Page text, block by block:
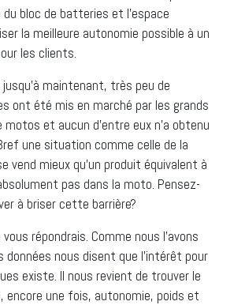
bloc de batteries et l’espace
la meilleure autonomie possible à un
les clients.
maintenant, très peu de
ont été mis en marché par les grands
et aucun d’entre eux n’a obtenu
une situation comme celle de la
vend mieux qu’un produit équivalent à
pas dans la moto. Pensez-
à briser cette barrière?
répondrais. Comme nous l’avons
nous disent que l’intérêt pour
existe. Il nous revient de trouver le
encore une fois, autonomie, poids et